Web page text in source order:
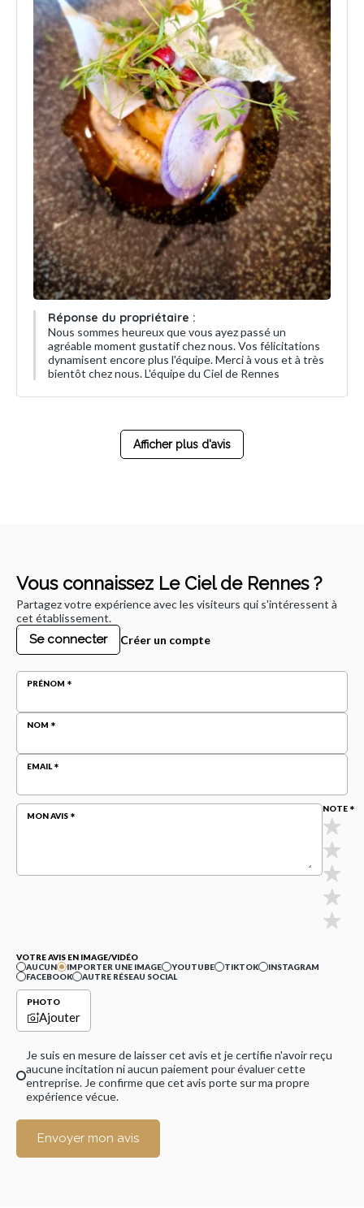
Réponse du propriétaire :
Nous sommes heureux que vous ayez passé un
agréable moment gustatif chez nous. Vos félicitations
dynamisent encore plus l'équipe. Merci à vous et à très
bientôt chez nous. L'équipe du Ciel de Rennes
Afficher plus d'avis
Vous connaissez Le Ciel de Rennes ?
Partagez votre expérience avec les visiteurs qui s'intéressent à
cet établissement.
Se connecter Créer un compte
PRÉNOM
NOM
EMAIL
MON AVIS
NOTE
VOTRE AVIS EN IMAGE/VIDÉO
AUCUN
IMPORTER UNE IMAGE YOUTUBE TIKTOK
INSTAGRAM
FACEBOOK
AUTRE RÉSEAU SOCIAL
PHOTO
Ajouter
Je suis en mesure de laisser cet avis et je certifie n'avoir reçu
aucune incitation ni aucun paiement pour évaluer cette
entreprise. Je confirme que cet avis porte sur ma propre
expérience vécue.
Envoyer mon avis